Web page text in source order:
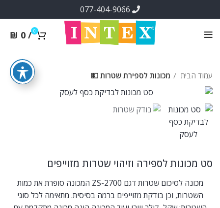
0
/
₪ 0
עמוד הבית מכונות לספירת שטרות 💵
סט מכונות לספירה וזיהוי שטרות מזוייפים
מכונה לסיכום שטרות דגם ZS-2700 המכונה סופרת את כמות
השטרות, וכן בודקת מזוייפים ברמה בסיסית. מתאימה לכל סוגי